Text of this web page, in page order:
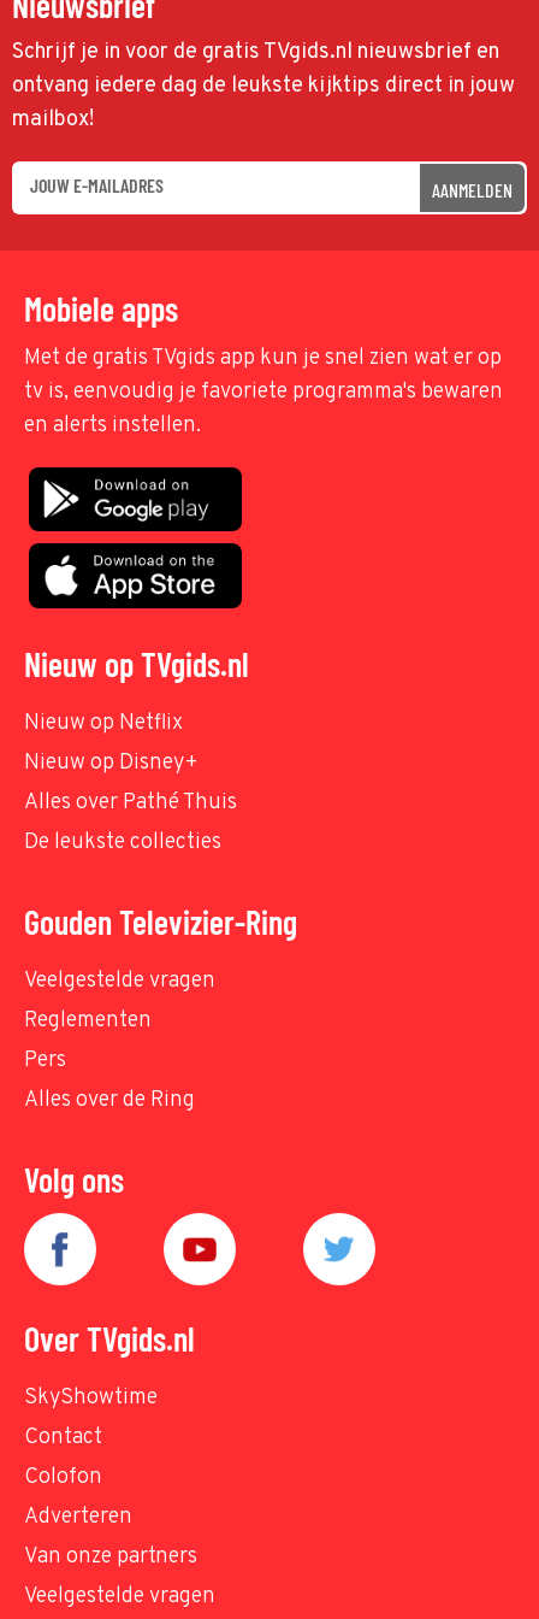
Schrijf je in voor de gratis TVgids.nl nieuwsbrief en
ontvang iedere dag de leukste kijktips direct in jouw
mailbox!
AANMELDEN
Mobiele apps
Met de gratis TVgids app kun je snel zien wat er op
tv is, eenvoudig je favoriete programma's bewaren
en alerts instellen.
Nieuw op TVgids.nl
Nieuw op Netflix
Nieuw op Disney+
Alles over Pathé Thuis
De leukste collecties
Gouden Televizier-Ring
Veelgestelde vragen
Reglementen
Pers
Alles over de Ring
Volg ons
Over TVgids.nl
SkyShowtime
Contact
Colofon
Adverteren
Van onze partners
Veelgestelde vragen